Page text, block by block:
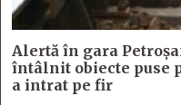
Alertă în gara
întâlnit obiecte puse
a intrat pe fir